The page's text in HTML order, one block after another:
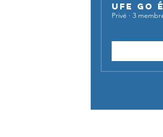
UFE Go
Privé · 3